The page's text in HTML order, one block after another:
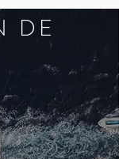
DE